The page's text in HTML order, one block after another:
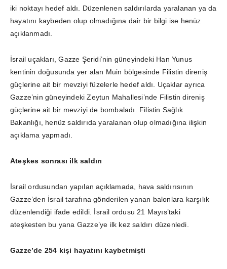
iki noktayı hedef aldı. Düzenlenen saldırılarda yaralanan ya da
hayatını kaybeden olup olmadığına dair bir bilgi ise henüz
açıklanmadı.
İsrail uçakları, Gazze Şeridi’nin güneyindeki Han Yunus
kentinin doğusunda yer alan Muin bölgesinde Filistin direniş
güçlerine ait bir mevziyi füzelerle hedef aldı. Uçaklar ayrıca
Gazze’nin güneyindeki Zeytun Mahallesi’nde Filistin direniş
güçlerine ait bir mevziyi de bombaladı. Filistin Sağlık
Bakanlığı, henüz saldırıda yaralanan olup olmadığına ilişkin
açıklama yapmadı.
Ateşkes sonrası ilk saldırı
İsrail ordusundan yapılan açıklamada, hava saldırısının
Gazze’den İsrail tarafına gönderilen yanan balonlara karşılık
düzenlendiği ifade edildi. İsrail ordusu 21 Mayıs’taki
ateşkesten bu yana Gazze’ye ilk kez saldırı düzenledi.
Gazze’de 254 kişi hayatını kaybetmişti